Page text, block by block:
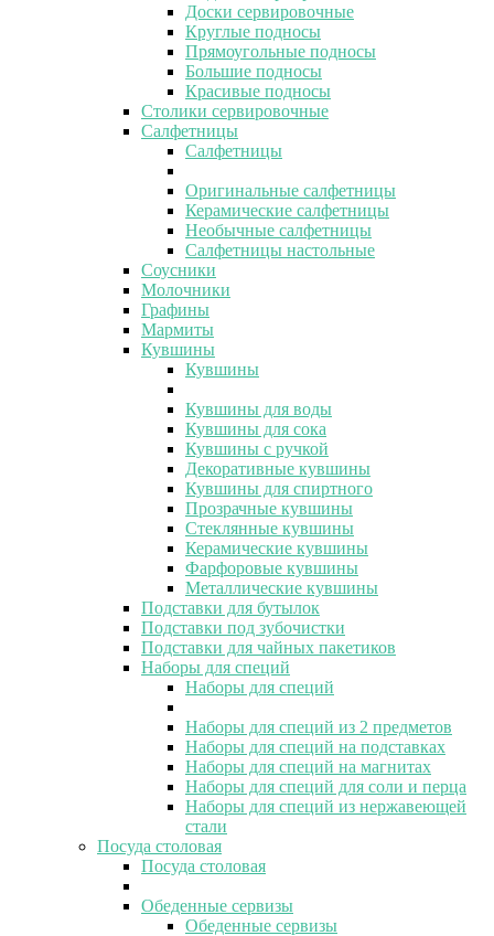
Доски сервировочные
Круглые подносы
Прямоугольные подносы
Большие подносы
Красивые подносы
Столики сервировочные
Салфетницы
Салфетницы
Оригинальные салфетницы
Керамические салфетницы
Необычные салфетницы
Салфетницы настольные
Соусники
Молочники
Графины
Мармиты
Кувшины
Кувшины
Кувшины для воды
Кувшины для сока
Кувшины с ручкой
Декоративные кувшины
Кувшины для спиртного
Прозрачные кувшины
Стеклянные кувшины
Керамические кувшины
Фарфоровые кувшины
Металлические кувшины
Подставки для бутылок
Подставки под зубочистки
Подставки для чайных пакетиков
Наборы для специй
Наборы для специй
Наборы для специй из 2 предметов
Наборы для специй на подставках
Наборы для специй на магнитах
Наборы для специй для соли и перца
Наборы для специй из нержавеющей
стали
Посуда столовая
Посуда столовая
Обеденные сервизы
Обеденные сервизы